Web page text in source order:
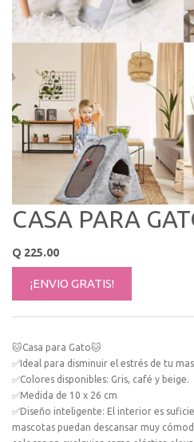
CASA PARA
Q 225.00
¡ENVIO GRATIS!
🐱Casa para Gato🐱
✅Ideal para disminuir el estrés de tu
✅Colores disponibles: Gris, café y beige.
✅Medida de 10 x 26 cm
✅Diseño inteligente: El interior es
mascotas puedan descansar muy